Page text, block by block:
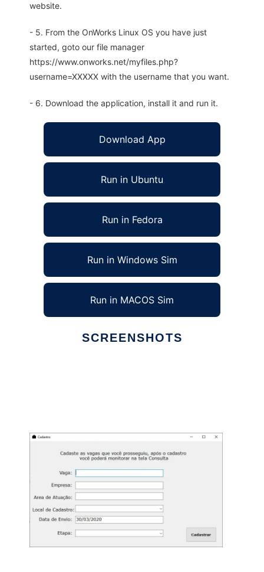
website.
- 5. From the OnWorks Linux OS you have just
started, goto our file manager
https://www.onworks.net/myfiles.php?
username=XXXXX with the username that you want.
- 6. Download the application, install it and run it.
Download App
Run in Ubuntu
Run in Fedora
Run in Windows Sim
Run in MACOS Sim
SCREENSHOTS